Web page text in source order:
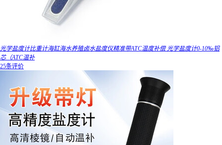
光学盐度计比重计海缸海水养殖卤水盐度仪精准带ATC温度补偿 光学盐度计0-10‰铝
芯（ATC温补
25条评价